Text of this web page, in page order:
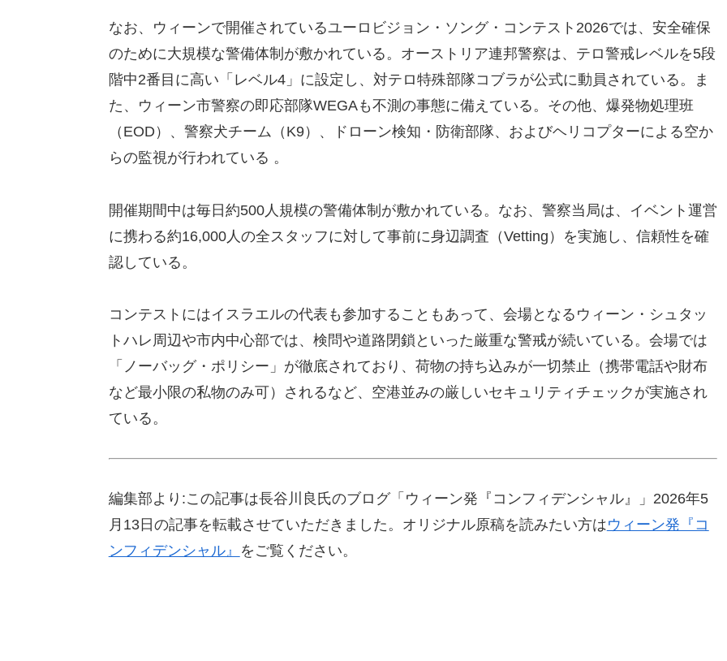
なお、ウィーンで開催されているユーロビジョン・ソング・コンテスト2026では、安全確保
のために大規模な警備体制が敷かれている。オーストリア連邦警察は、テロ警戒レベルを5段
階中2番目に高い「レベル4」に設定し、対テロ特殊部隊コブラが公式に動員されている。ま
た、ウィーン市警察の即応部隊WEGAも不測の事態に備えている。その他、爆発物処理班
（EOD）、警察犬チーム（K9）、ドローン検知・防衛部隊、およびヘリコプターによる空か
らの監視が行われている 。
開催期間中は毎日約500人規模の警備体制が敷かれている。なお、警察当局は、イベント運営
に携わる約16,000人の全スタッフに対して事前に身辺調査（Vetting）を実施し、信頼性を確
認している。
コンテストにはイスラエルの代表も参加することもあって、会場となるウィーン・シュタッ
トハレ周辺や市内中心部では、検問や道路閉鎖といった厳重な警戒が続いている。会場では
「ノーバッグ・ポリシー」が徹底されており、荷物の持ち込みが一切禁止（携帯電話や財布
など最小限の私物のみ可）されるなど、空港並みの厳しいセキュリティチェックが実施され
ている。
編集部より:この記事は長谷川良氏のブログ「ウィーン発『コンフィデンシャル』」2026年5
月13日の記事を転載させていただきました。オリジナル原稿を読みたい方はウィーン発『コ
ンフィデンシャル』
をご覧ください。